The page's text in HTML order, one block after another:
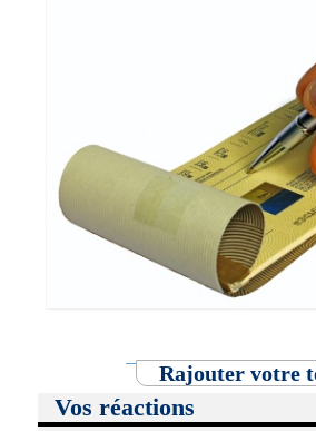
Rajouter votre
Vos réactions